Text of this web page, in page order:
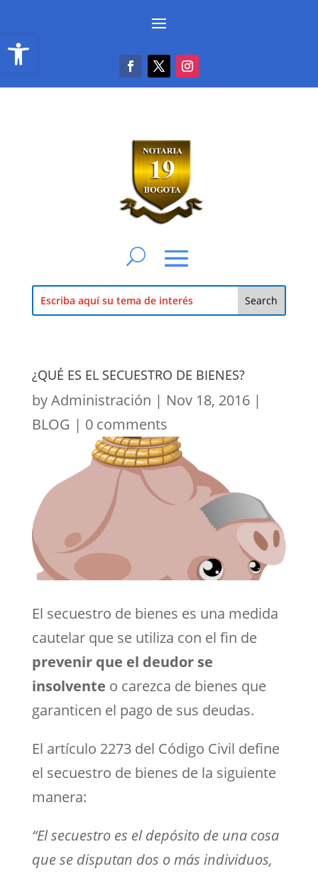
Abrir barra de herramientas
¿QUÉ ES EL SECUESTRO DE BIENES?
byAdministración | Nov 18, 2016|
BLOG | 0 comments
El secuestro de bienes es una medida
cautelar que se utiliza con el fin de
prevenir que el deudor se
insolvente o carezca de bienes que
garanticen el pago de sus deudas.
El artículo 2273 del Código Civil define
el secuestro de bienes de la siguiente
manera:
“El secuestro es el depósito de una cosa
que se disputan dos o más individuos,